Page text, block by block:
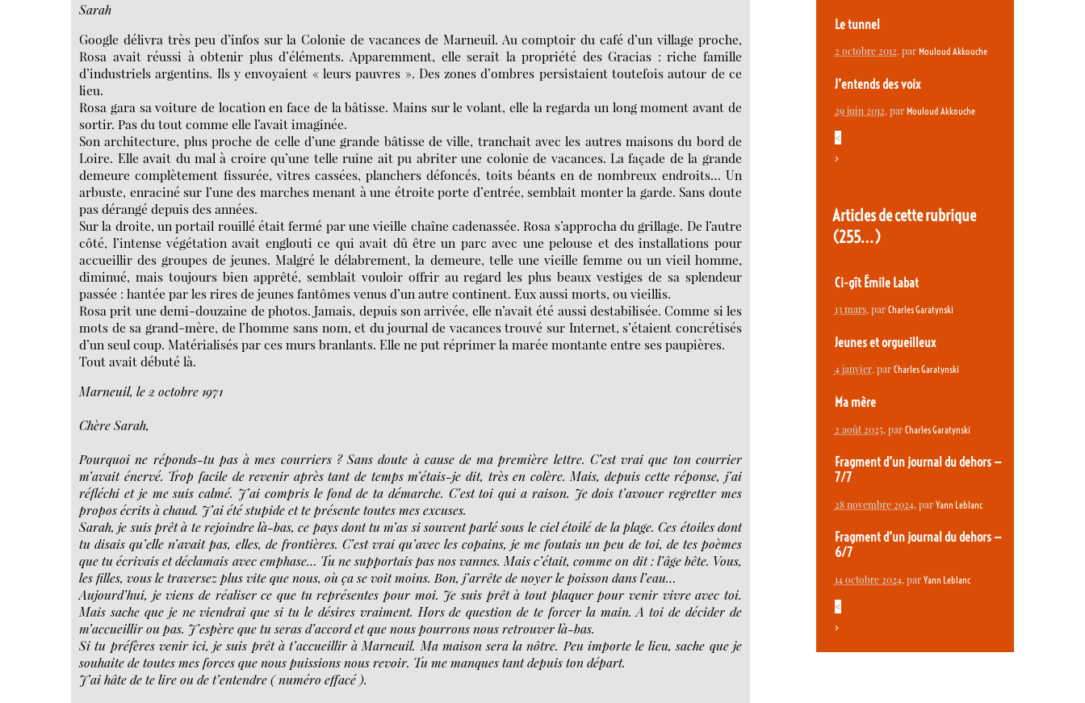
Sarah
Google délivra très peu d’infos sur la Colonie de vacances de Marneuil. Au comptoir du café d’un village proche,
Rosa avait réussi à obtenir plus d’éléments. Apparemment, elle serait la propriété des Gracias : riche famille
d’industriels argentins. Ils y envoyaient « leurs pauvres ». Des zones d’ombres persistaient toutefois autour de ce
lieu.
Rosa gara sa voiture de location en face de la bâtisse. Mains sur le volant, elle la regarda un long moment avant de
sortir. Pas du tout comme elle l’avait imaginée.
Son architecture, plus proche de celle d’une grande bâtisse de ville, tranchait avec les autres maisons du bord de
Loire. Elle avait du mal à croire qu’une telle ruine ait pu abriter une colonie de vacances. La façade de la grande
demeure complètement fissurée, vitres cassées, planchers défoncés, toits béants en de nombreux endroits… Un
arbuste, enraciné sur l’une des marches menant à une étroite porte d’entrée, semblait monter la garde. Sans doute
pas dérangé depuis des années.
Sur la droite, un portail rouillé était fermé par une vieille chaîne cadenassée. Rosa s’approcha du grillage. De l’autre
côté, l’intense végétation avait englouti ce qui avait dû être un parc avec une pelouse et des installations pour
accueillir des groupes de jeunes. Malgré le délabrement, la demeure, telle une vieille femme ou un vieil homme,
diminué, mais toujours bien apprêté, semblait vouloir offrir au regard les plus beaux vestiges de sa splendeur
passée : hantée par les rires de jeunes fantômes venus d’un autre continent. Eux aussi morts, ou vieillis.
Rosa prit une demi-douzaine de photos. Jamais, depuis son arrivée, elle n’avait été aussi destabilisée. Comme si les
mots de sa grand-mère, de l’homme sans nom, et du journal de vacances trouvé sur Internet, s’étaient concrétisés
d’un seul coup. Matérialisés par ces murs branlants. Elle ne put réprimer la marée montante entre ses paupières.
Tout avait débuté là.
Marneuil, le 2 octobre 1971
Chère Sarah,
Pourquoi ne réponds-tu pas à mes courriers ? Sans doute à cause de ma première lettre. C’est vrai que ton courrier
m’avait énervé. Trop facile de revenir après tant de temps m’étais-je dit, très en colère. Mais, depuis cette réponse, j’ai
réfléchi et je me suis calmé. J’ai compris le fond de ta démarche. C’est toi qui a raison. Je dois t’avouer regretter mes
propos écrits à chaud. J’ai été stupide et te présente toutes mes excuses.
Sarah, je suis prêt à te rejoindre là-bas, ce pays dont tu m’as si souvent parlé sous le ciel étoilé de la plage. Ces étoiles dont
tu disais qu’elle n’avait pas, elles, de frontières. C’est vrai qu’avec les copains, je me foutais un peu de toi, de tes poèmes
que tu écrivais et déclamais avec emphase… Tu ne supportais pas nos vannes. Mais c’était, comme on dit : l’âge bête. Vous,
les filles, vous le traversez plus vite que nous, où ça se voit moins. Bon, j’arrête de noyer le poisson dans l’eau…
Aujourd’hui, je viens de réaliser ce que tu représentes pour moi. Je suis prêt à tout plaquer pour venir vivre avec toi.
Mais sache que je ne viendrai que si tu le désires vraiment. Hors de question de te forcer la main. A toi de décider de
m’accueillir ou pas. J’espère que tu seras d’accord et que nous pourrons nous retrouver là-bas.
Si tu préfères venir ici, je suis prêt à t’accueillir à Marneuil. Ma maison sera la nôtre. Peu importe le lieu, sache que je
souhaite de toutes mes forces que nous puissions nous revoir. Tu me manques tant depuis ton départ.
J’ai hâte de te lire ou de t’entendre ( numéro effacé ).
Le tunnel
2 octobre 2012, par Mouloud Akkouche
J’entends des voix
29 juin 2012, par Mouloud Akkouche
<
>
Articles de cette rubrique
(255…)
Ci-gît Émile Labat
13 mars, par Charles Garatynski
Jeunes et orgueilleux
4 janvier, par Charles Garatynski
Ma mère
2 août 2025, par Charles Garatynski
Fragment d’un journal du dehors —
7/7
28 novembre 2024, par Yann Leblanc
Fragment d’un journal du dehors —
6/7
14 octobre 2024, par Yann Leblanc
<
>